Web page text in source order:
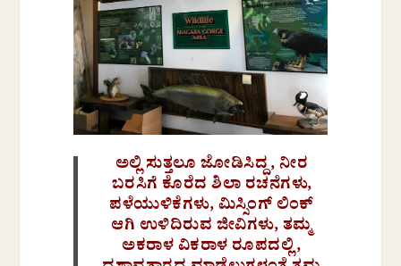
ಅಲ್ಲಿ ಸುತ್ತಲೂ ಜೋಡಿಸಿದ್ದ, ನೀರ
ಬರಸಿಗೆ ಕೊರೆದ ಶಿಲಾ ರಚನೆಗಳು,
ಪಳೆಯುಳಿಕೆಗಳು, ಮಿಸ್ಸಿಂಗ್ ಲಿಂಕ್
ಆಗಿ ಉಳಿದಿರುವ ಜೀವಿಗಳು, ತಮ್ಮ
ಅಕರಾಳ ವಿಕರಾಳ ರೂಪದಲ್ಲಿ,